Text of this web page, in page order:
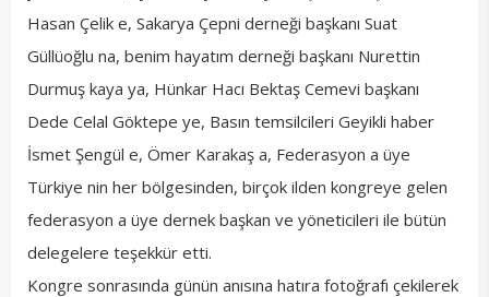
Hasan Çelik e, Sakarya Çepni derneği başkanı Suat
Güllüoğlu na, benim hayatım derneği başkanı Nurettin
Durmuş kaya ya, Hünkar Hacı Bektaş Cemevi başkanı
Dede Celal Göktepe ye, Basın temsilcileri Geyikli haber
İsmet Şengül e, Ömer Karakaş a, Federasyon a üye
Türkiye nin her bölgesinden, birçok ilden kongreye gelen
federasyon a üye dernek başkan ve yöneticileri ile bütün
delegelere teşekkür etti.
Kongre sonrasında günün anısına hatıra fotoğrafı çekilerek